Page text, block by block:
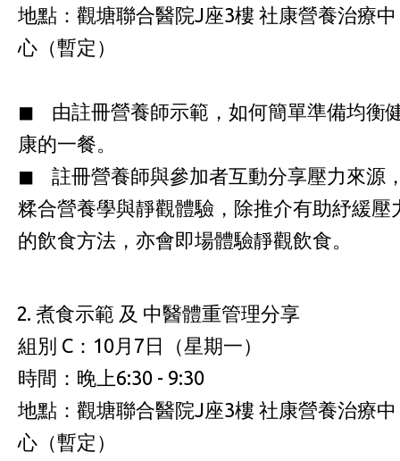
地點：觀塘聯合醫院J座3樓 社康營養治療中
心（暫定）
◼ 由註冊營養師示範，如何簡單準備均衡
康的一餐。
◼ 註冊營養師與參加者互動分享壓力來源
糅合營養學與靜觀體驗，除推介有助紓緩壓
的飲食方法，亦會即場體驗靜觀飲食。
煮食示範 及 中醫體重管理分享
組別 C：10月7日（星期一）
時間：晚上6:30 - 9:30
地點：觀塘聯合醫院J座3樓 社康營養治療中
心（暫定）